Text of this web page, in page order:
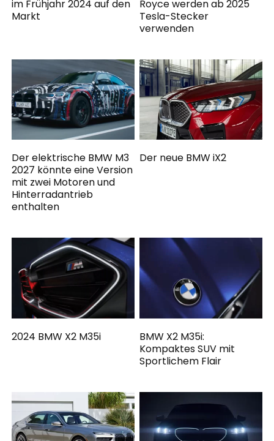
im Frühjahr 2024 auf den
Markt
Royce werden ab 2025
Tesla-Stecker
verwenden
Der elektrische BMW M3
2027 könnte eine Version
mit zwei Motoren und
Hinterradantrieb
enthalten
Der neue BMW iX2
2024 BMW X2 M35i
BMW X2 M35i:
Kompaktes SUV mit
Sportlichem Flair